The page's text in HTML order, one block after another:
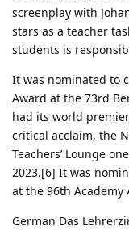
screenplay with
stars as a teacher
students is
It was nominated to
Award at the 73rd
had its world
critical acclaim, the
Teachers’ Lounge
2023.[6] It was
at the 96th Academy
German Das